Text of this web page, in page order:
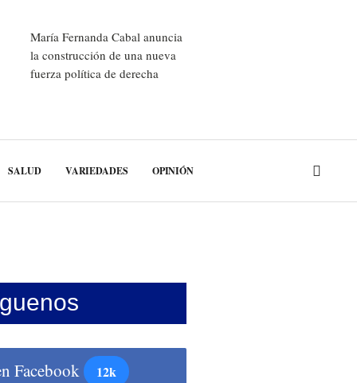
María Fernanda Cabal anuncia
la construcción de una nueva
fuerza política de derecha
SALUD VARIEDADES OPINIÓN
Facebook 12k